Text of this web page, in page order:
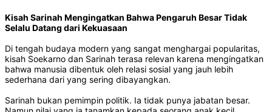
Kisah Sarinah Mengingatkan Bahwa Pengaruh Besar Tidak
Selalu Datang dari Kekuasaan
Di tengah budaya modern yang sangat menghargai popularitas,
kisah Soekarno dan Sarinah terasa relevan karena mengingatkan
bahwa manusia dibentuk oleh relasi sosial yang jauh lebih
sederhana dari yang sering dibayangkan.
Sarinah bukan pemimpin politik. Ia tidak punya jabatan besar.